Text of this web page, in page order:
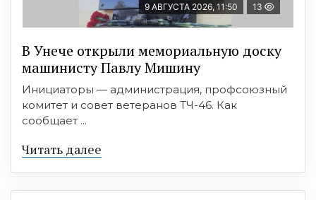
9 АВГУСТА 2026, 11:50 13
В Унече открыли мемориальную доску
машинисту Павлу Мишину
Инициаторы — администрация, профсоюзный
комитет и совет ветеранов ТЧ-46. Как
сообщает ...
Читать далее